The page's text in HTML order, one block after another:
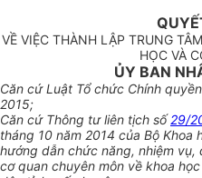
QUYẾ
VỀ VIỆC THÀNH LẬP TRUNG
HỌC VÀ
ỦY BAN
Căn cứ Luật Tổ chức Chính
2015;
Căn cứ Thông tư liên tịch số29/
tháng 10 năm 2014 của Bộ Khoa
hướng dẫn chức năng, nhiệm
cơ quan chuyên môn về khoa